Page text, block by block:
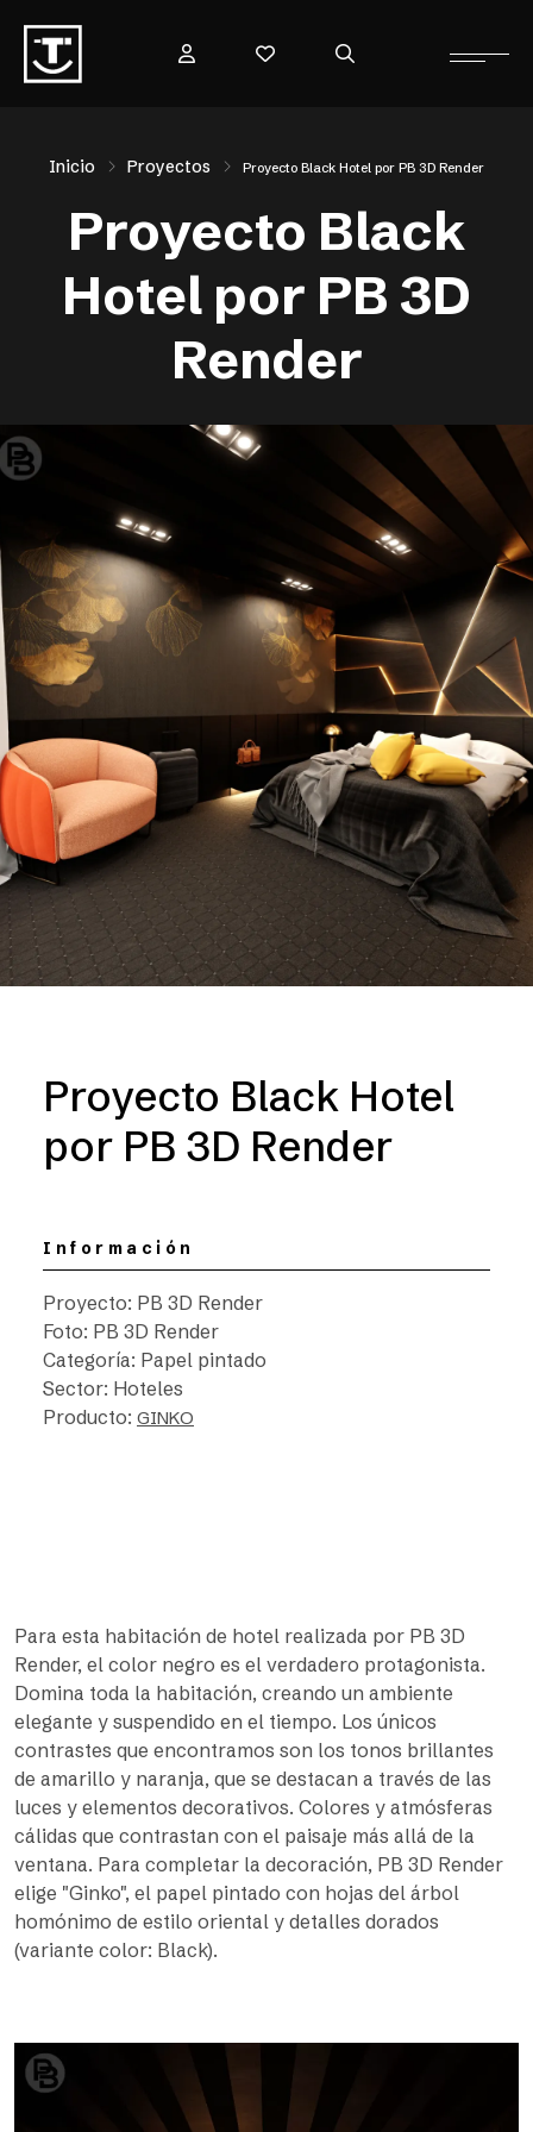
Inicio Proyectos Proyecto Black Hotel por PB 3D Render
Proyecto Black
Hotel por PB 3D
Render
Proyecto Black Hotel
por PB 3D Render
Información
Proyecto: PB 3D Render
Foto: PB 3D Render
Categoría: Papel pintado
Sector: Hoteles
Producto: GINKO
Para esta habitación de hotel realizada por PB 3D
Render, el color negro es el verdadero protagonista.
Domina toda la habitación, creando un ambiente
elegante y suspendido en el tiempo. Los únicos
contrastes que encontramos son los tonos brillantes
de amarillo y naranja, que se destacan a través de las
luces y elementos decorativos. Colores y atmósferas
cálidas que contrastan con el paisaje más allá de la
ventana. Para completar la decoración, PB 3D Render
elige "Ginko", el papel pintado con hojas del árbol
homónimo de estilo oriental y detalles dorados
(variante color: Black).